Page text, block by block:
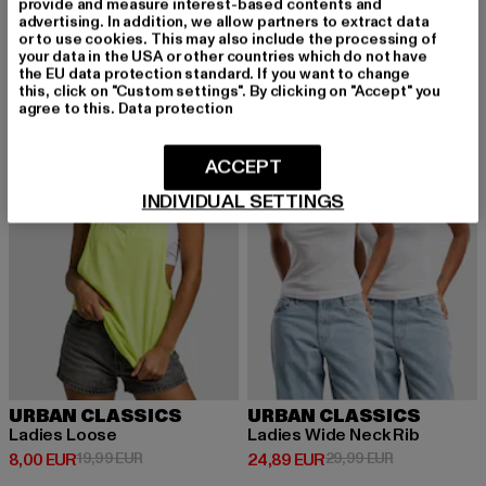
-60%
URBAN CLASSICS
Ladies Loose
8,00 EUR
Derzeitiger Preis: 8,00 EUR
19,99 EURAktionspreis: 19,99 EUR
-17%
URBAN CLASSICS
Ladies Wide Neck Rib
24,89 EUR
Derzeitiger Preis: 24,89 EUR
29,99 EURAktionspreis:
advertising. In addition, we allow partners to extract data
or to use cookies. This may also include the processing of
your data in the USA or other countries which do not have
the EU data protection standard. If you want to change
this, click on "Custom settings". By clicking on "Accept" you
agree to this. Data protection
INDIVIDUAL SETTINGS
ACCEPT